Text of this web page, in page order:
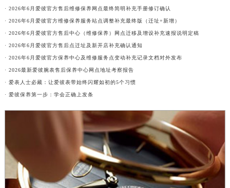
· 2026年6月爱彼官方售后维修保养网点最终简明补充手册修订确认
· 2026年6月爱彼官方维修保养服务站点调整补充最终版（迁址+新增）
· 2026年6月爱彼官方售后中心（维修保养）网点迁移及增设补充速报说明定稿
· 2026年6月爱彼官方售后点迁址及新开店补充确认通知
· 2026年6月爱彼官方保养中心及维修服务点变动补充记录文档对外发布
· 2026最新爱彼腕表售后保养中心网点地址考察报告
· 爱表人士必藏：让爱彼表带始终闪耀如初的5个习惯
· 爱彼保养第一步：学会正确上发条